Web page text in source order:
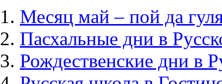
Месяц май – пой да
Пасхальные дни в
Рождественские дни в